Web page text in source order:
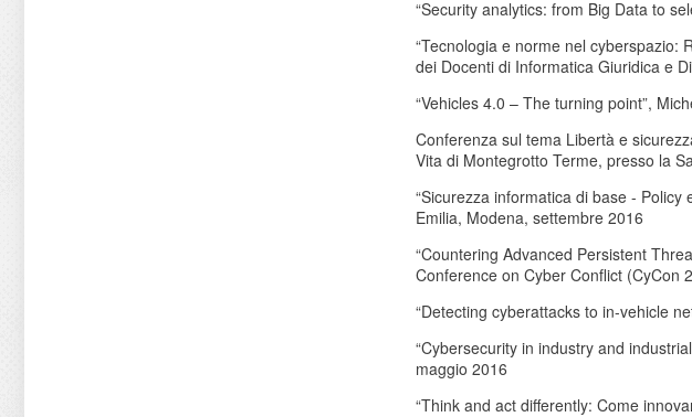
“Security analytics: from Big Data to
“Tecnologia e norme nel cyberspazio:
dei Docenti di Informatica Giuridica e
“Vehicles 4.0 – The turning point”,
Conferenza sul tema Libertà e
Vita di Montegrotto Terme, presso la
“Sicurezza informatica di base -
Emilia, Modena, settembre 2016
“Countering Advanced Persistent
Conference on Cyber Conflict (CyCon
“Detecting cyberattacks to in-vehicle
“Cybersecurity in industry and
maggio 2016
“Think and act differently: Come